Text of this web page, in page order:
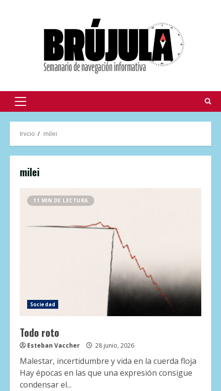
Inicio milei
milei
11 MIN DE LECTURA
Sociedad
Todo roto
Esteban Vaccher 28 junio, 2026
Malestar, incertidumbre y vida en la cuerda floja
Hay épocas en las que una expresión consigue
condensar el...